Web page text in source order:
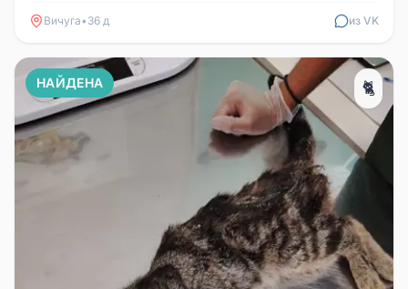
Вичуга• 36 д из VK
НАЙДЕНА 🐈